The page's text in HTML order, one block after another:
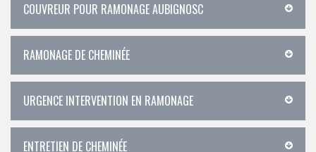
COUVREUR POUR RAMONAGE AUBIGNOSC
RAMONAGE DE CHEMINÉE
URGENCE INTERVENTION EN RAMONAGE
ENTRETIEN DE CHEMINÉE